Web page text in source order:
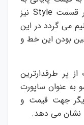
قسمتStyle نیز
می گردد در این
بودن این خط و
پر طرفدارترین
به عنوان ساپورت
جهت قیمت و
نشان می دهد.